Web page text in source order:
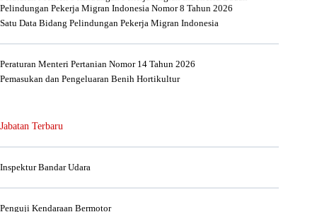
Pelindungan Pekerja Migran Indonesia Nomor 8 Tahun 2026
Satu Data Bidang Pelindungan Pekerja Migran Indonesia
Peraturan Menteri Pertanian Nomor 14 Tahun 2026
Pemasukan dan Pengeluaran Benih Hortikultur
Jabatan Terbaru
Inspektur Bandar Udara
Penguji Kendaraan Bermotor